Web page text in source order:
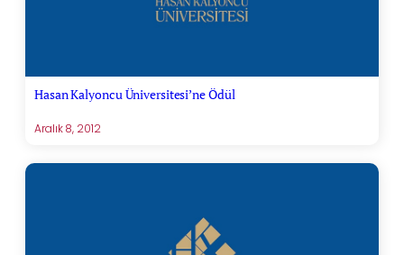
Hasan Kalyoncu Üniversitesi’ne Ödül
Aralık 8, 2012